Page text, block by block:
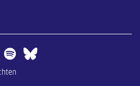
SERvan SER
youtube van SER
Open spotify van SER
Open bluesky van SER